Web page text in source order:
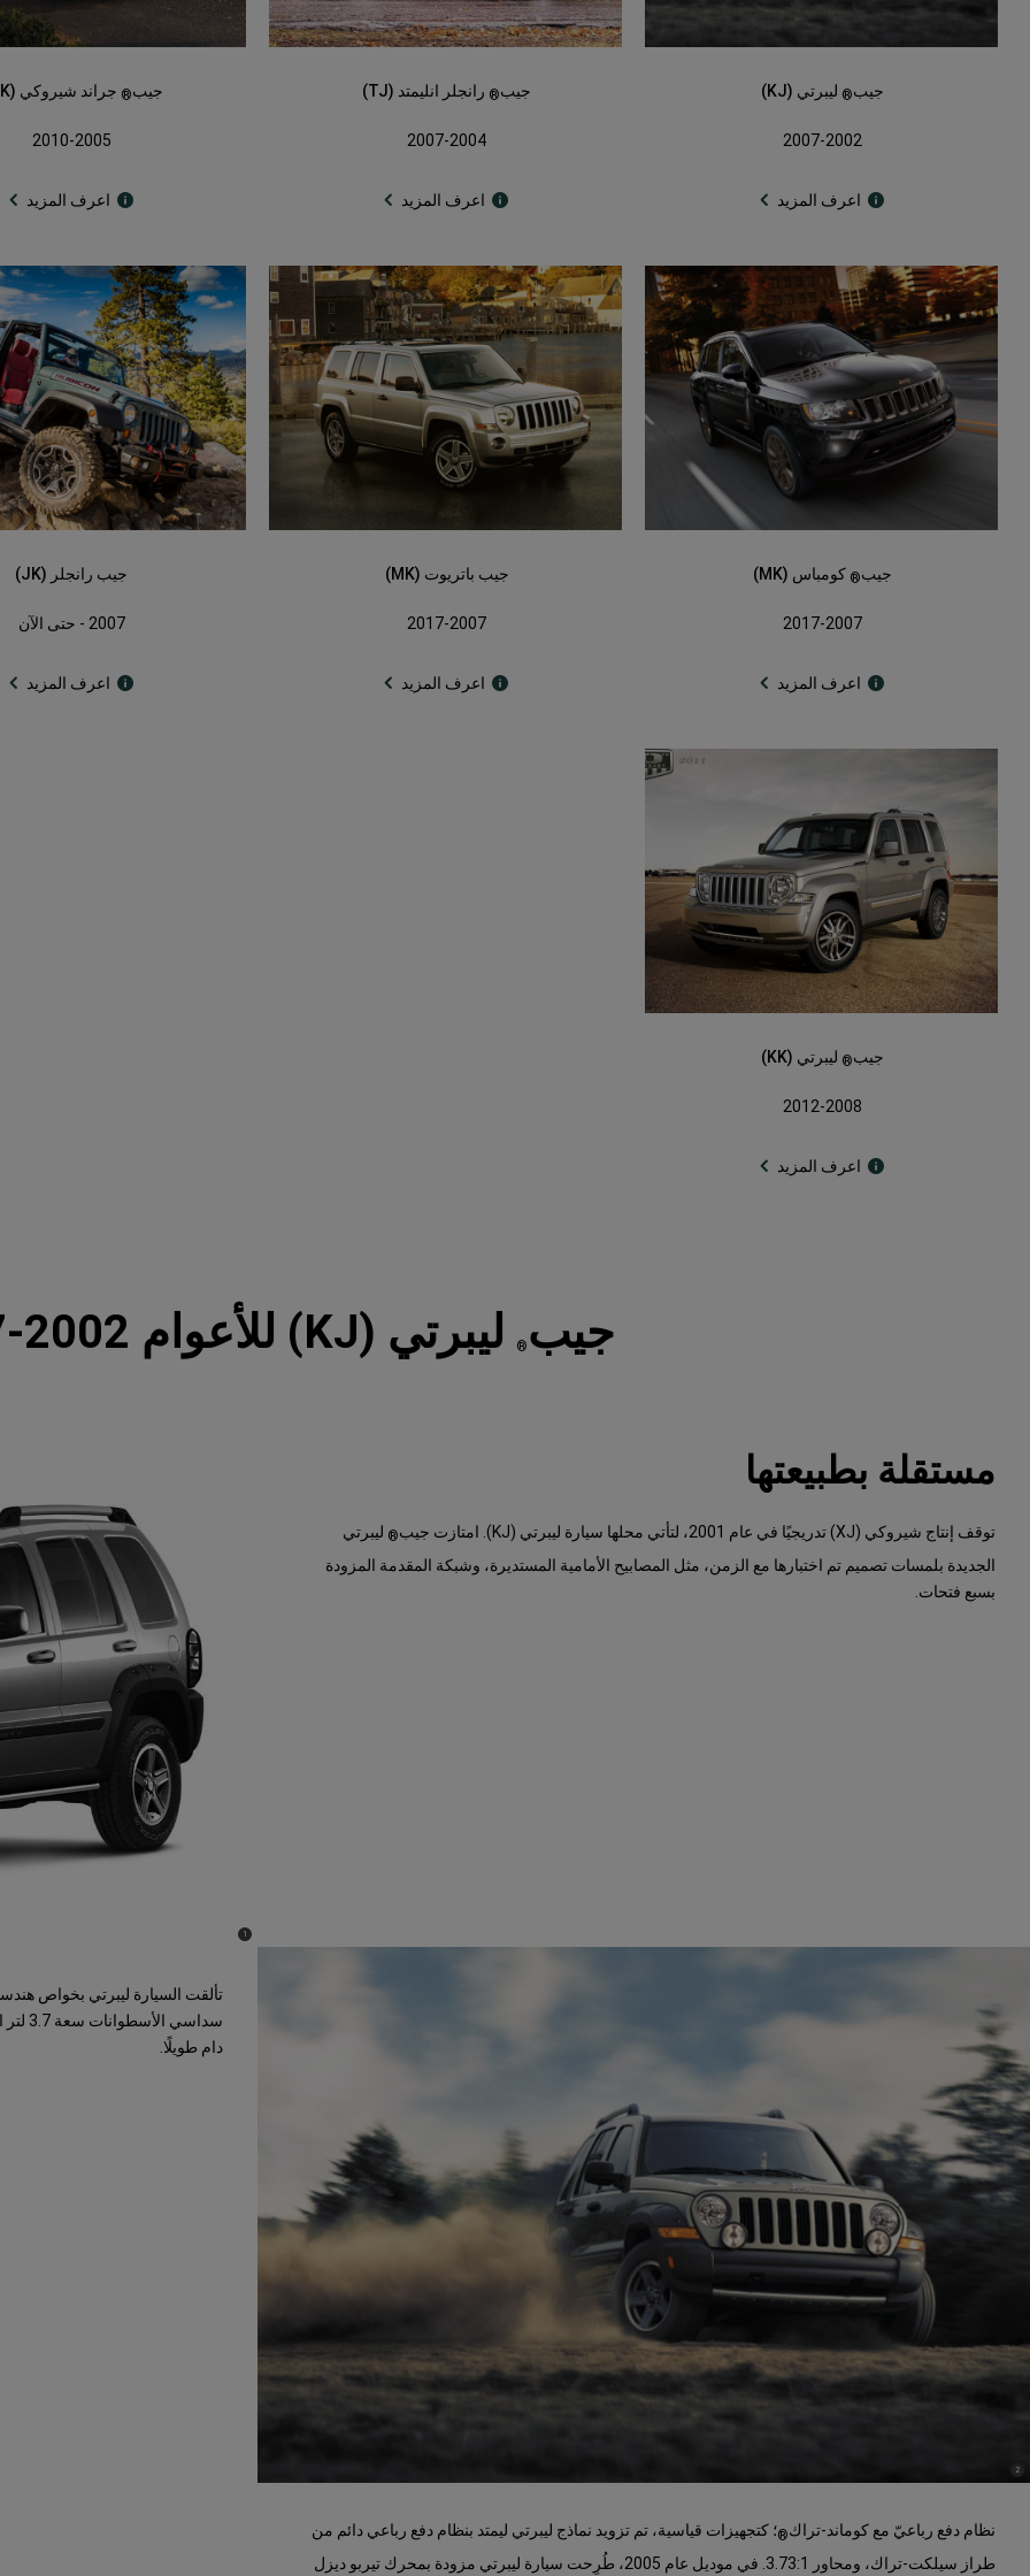
جيب® ليبرتي (KJ)
2007-2002
اعرف المزيد
جيب® رانجلر انليمتد (TJ)
2007-2004
اعرف المزيد
جيب® جراند شيروكي (WK)
2010-2005
اعرف المزيد
جيب® كومباس (MK)
2017-2007
اعرف المزيد
جيب باتريوت (MK)
2017-2007
اعرف المزيد
جيب رانجلر (JK)
2007 - حتى الآن
اعرف المزيد
جيب® ليبرتي (KK)
2012-2008
اعرف المزيد
جيب ® ليبرتي (KJ) للأعوام 2002-2007
مستقلة بطبيعتها
توقف إنتاج شيروكي (XJ) تدريجيًا في عام 2001، لتأتي محلها سيارة ليبرتي (KJ). امتازت جيب ® ليبرتي
الجديدة بلمسات تصميم تم اختبارها مع الزمن، مثل المصابيح الأمامية المستديرة، وشبكة المقدمة المزودة
بسبع فتحات.
(
Disclosure
1
)
تألقت السيارة ليبرتي بخواص
دام طويلًا.
(
2
نظام دفع رباعيّ مع كوماند-تراك®؛ كتجهيزات قياسية، تم تزويد نماذج ليبرتي ليمتد بنظام دفع رباعي دائم من
طراز سيلكت-تراك، ومحاور 3.73:1. في موديل عام 2005، طُرِحت سيارة ليبرتي مزودة بمحرك تيربو ديزل